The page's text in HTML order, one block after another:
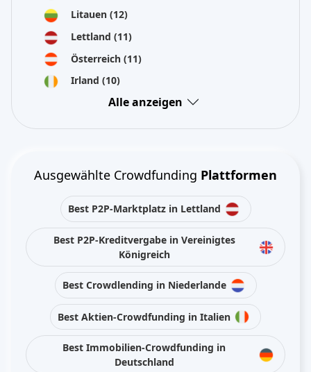
Litauen (12)
Lettland (11)
Österreich (11)
Irland (10)
Alle anzeigen
Ausgewählte Crowdfunding Plattformen
Best P2P-Marktplatz in Lettland
Best P2P-Kreditvergabe in Vereinigtes
Königreich
Best Crowdlending in Niederlande
Best Aktien-Crowdfunding in Italien
Best Immobilien-Crowdfunding in
Deutschland